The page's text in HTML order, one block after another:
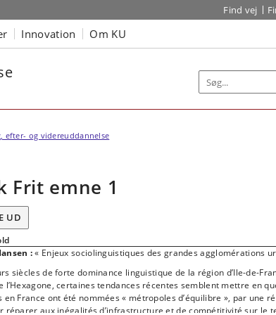
Find vej
Innovation Om KU
efter- og videreuddannelse
Frit emne 1
UD
:« Enjeux sociolinguistiques des grandes agglomérations
siècles de forte dominance linguistique de la région d’Ile-de-
l’Hexagone, certaines tendances récentes semblent mettre en
France ont été nommées « métropoles d’équilibre », par une
réparer aux inégalités d’infrastructure et de compétitivité sur le